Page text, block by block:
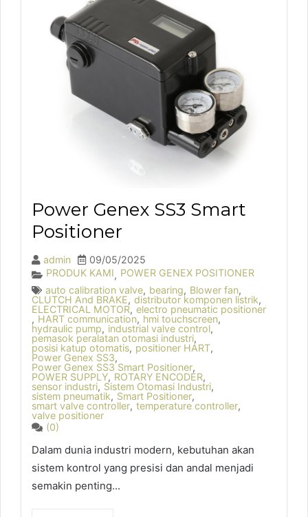
Power Genex SS3 Smart
Positioner
admin
09/05/2025
PRODUK KAMI, POWER GENEX POSITIONER
auto calibration valve, bearing, Blower fan,
CLUTCH And BRAKE, distributor komponen listrik,
ELECTRICAL MOTOR, electro pneumatic positioner
, HART communication, hmi touchscreen,
hydraulic pump, industrial valve control,
pemasok peralatan otomasi industri,
posisi katup otomatis, positioner HART,
Power Genex SS3,
Power Genex SS3 Smart Positioner,
POWER SUPPLY, ROTARY ENCODER,
sensor industri, Sistem Otomasi Industri,
sistem pneumatik, Smart Positioner,
smart valve controller, temperature controller,
valve positioner
(0)
Dalam dunia industri modern, kebutuhan akan
sistem kontrol yang presisi dan andal menjadi
semakin penting...